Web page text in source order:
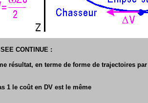
CONTINUE :
résultat, en terme de forme de trajectoires
1 le coût en DV est le même